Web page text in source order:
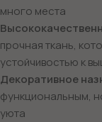
много места
прочная ткань,
устойчивостью к
Декоративное
функциональным,
уюта